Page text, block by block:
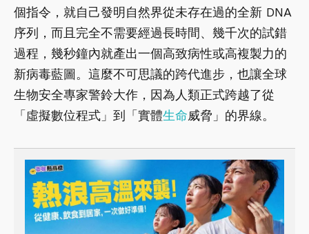
個指令，就自己發明自然界從未存在過的全新 DNA
序列，而且完全不需要經過長時間、幾千次的試錯
過程，幾秒鐘內就產出一個高致病性或高複製力的
新病毒藍圖。這麼不可思議的跨代進步，也讓全球
生物安全專家警鈴大作，因為人類正式跨越了從
「虛擬數位程式」到「實體生命威脅」的界線。